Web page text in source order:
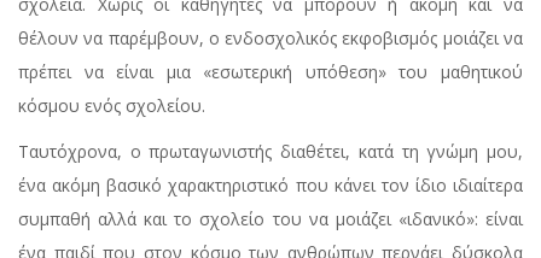
θέλουν να παρέμβουν, ο ενδοσχολικός εκφοβισμός μοιάζει να
πρέπει να είναι μια «εσωτερική υπόθεση» του μαθητικού
κόσμου ενός σχολείου.
Ταυτόχρονα, ο πρωταγωνιστής διαθέτει, κατά τη γνώμη μου,
ένα ακόμη βασικό χαρακτηριστικό που κάνει τον ίδιο ιδιαίτερα
συμπαθή αλλά και το σχολείο του να μοιάζει «ιδανικό»: είναι
ένα παιδί που στον κόσμο των ανθρώπων περνάει δύσκολα